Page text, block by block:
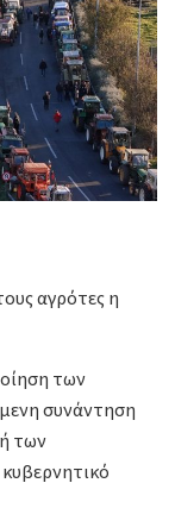
αγρότες η
των
συνάντηση
των